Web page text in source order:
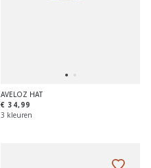
AVELOZ HAT
€ 34,99
3 kleuren